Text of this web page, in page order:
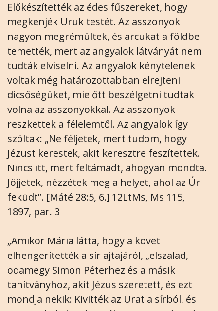
Előkészítették az édes fűszereket, hogy
megkenjék Uruk testét. Az asszonyok
nagyon megrémültek, és arcukat a földbe
temették, mert az angyalok látványát nem
tudták elviselni. Az angyalok kénytelenek
voltak még határozottabban elrejteni
dicsőségüket, mielőtt beszélgetni tudtak
volna az asszonyokkal. Az asszonyok
reszkettek a félelemtől. Az angyalok így
szóltak: „Ne féljetek, mert tudom, hogy
Jézust kerestek, akit keresztre feszítettek.
Nincs itt, mert feltámadt, ahogyan mondta.
Jöjjetek, nézzétek meg a helyet, ahol az Úr
feküdt”. [Máté 28:5, 6.] 12LtMs, Ms 115,
1897, par. 3
„Amikor Mária látta, hogy a követ
elhengerítették a sír ajtajáról, „elszalad,
odamegy Simon Péterhez és a másik
tanítványhoz, akit Jézus szeretett, és ezt
mondja nekik: Kivitték az Urat a sírból, és